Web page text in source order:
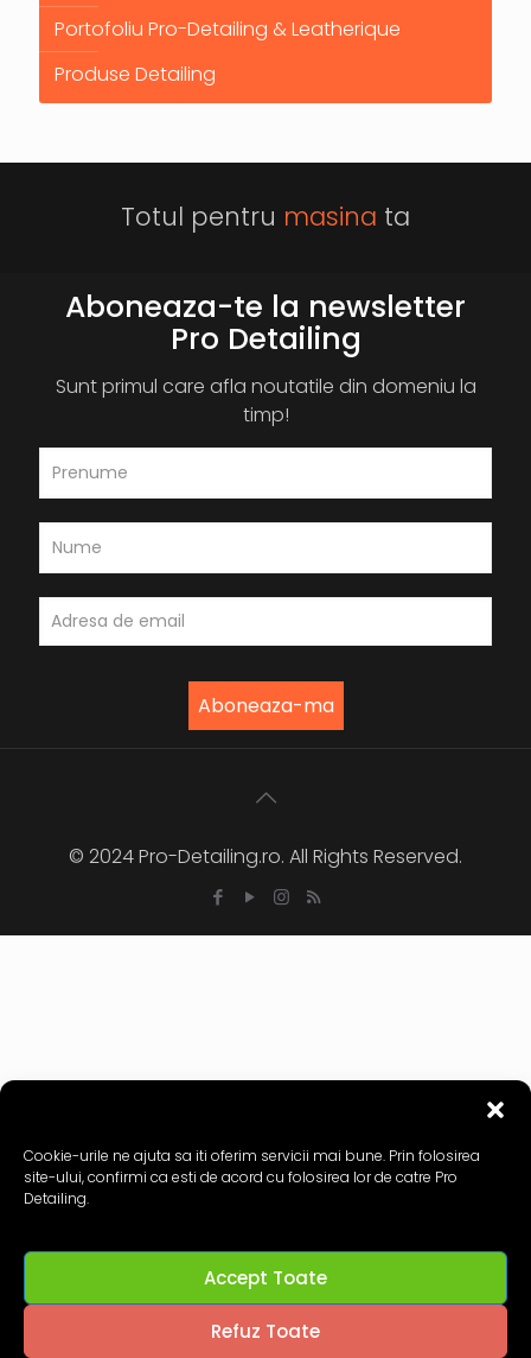
Cookie-urile ne ajuta sa iti oferim servicii mai bune. Prin folosirea
site-ului, confirmi ca esti de acord cu folosirea lor de catre Pro
Detailing.
Accept Toate
Refuz Toate
Portofoliu Pro-Detailing & Leatherique
Produse Detailing
Totul pentru masina ta
Aboneaza-te la newsletter
Pro Detailing
Sunt primul care afla noutatile din domeniu la
timp!
© 2024 Pro-Detailing.ro. All Rights Reserved.